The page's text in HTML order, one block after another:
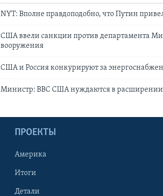
NYT: Вполне правдоподобно, что Путин
США ввели санкции против департамента
вооружения
США и Россия конкурируют за
Министр: ВВС США нуждаются в расширении
ПРОЕКТЫ
Америка
Итоги
Детали